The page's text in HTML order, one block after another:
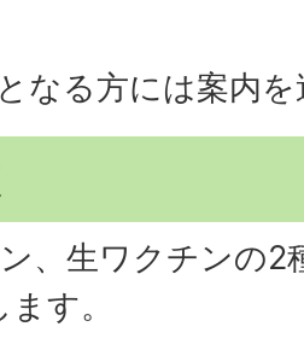
となる方には案内
、生ワクチンの2
す。